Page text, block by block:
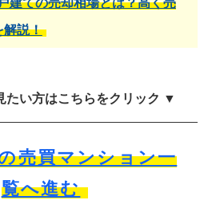
建ての売却相場とは？高く売
解説！
たい方はこちらをクリック ▼
売買マンション一
覧へ進む